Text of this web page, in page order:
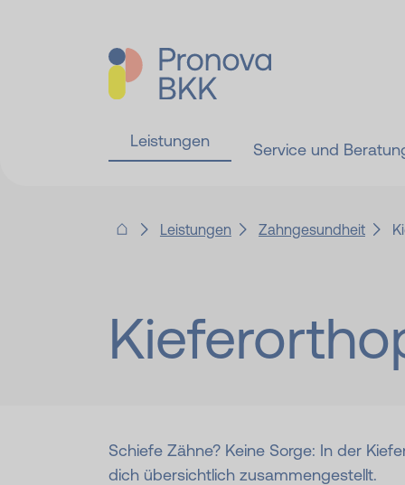
Leistungen Service und
Leistungen Zahngesundheit
Schiefe Zähne? Keine Sorge: In der
dich übersichtlich zusammengestellt.